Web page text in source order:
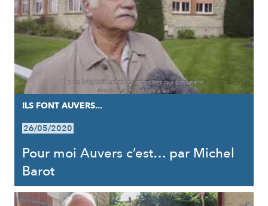
ILS FONT AUVERS...
26/05/2020
Pour moi Auvers c’est… par Michel
Barot